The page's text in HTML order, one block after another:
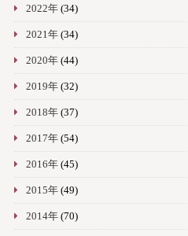
2022年(34)
2021年(34)
2020年(44)
2019年(32)
2018年(37)
2017年(54)
2016年(45)
2015年(49)
2014年(70)